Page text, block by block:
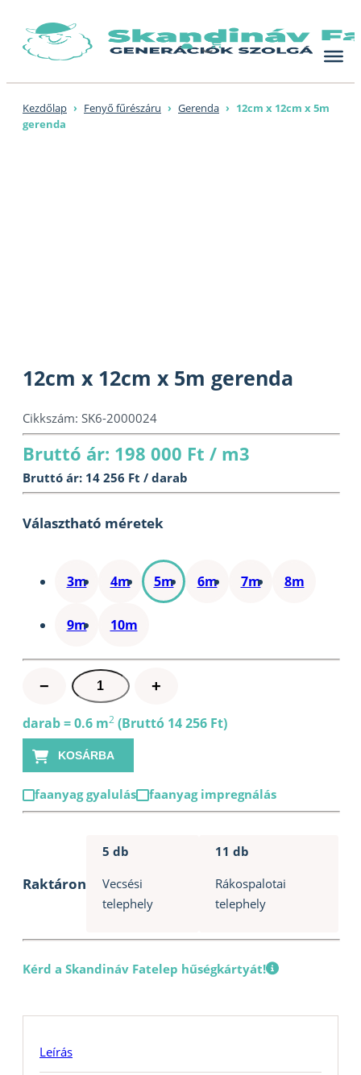
content
Kezdőlap › Fenyő fűrészáru › Gerenda › 12cm x 12cm x 5m
gerenda
12cm x 12cm x 5m gerenda
Cikkszám: SK6-2000024
Bruttó ár: 198 000 Ft / m3
Bruttó ár: 14 256 Ft / darab
Választható méretek
3m 4m 5m 6m 7m 8m
9m 10m
−
12cm
x
12cm
x
5m
mennyiség
+
darab = 0.6 m2 (Bruttó 14 256 Ft)
KOSÁRBA
faanyag gyalulás faanyag impregnálás
Raktáron
5 db
Vecsési
telephely
11 db
Rákospalotai
telephely
Kérd a Skandináv Fatelep hűségkártyát!
Leírás